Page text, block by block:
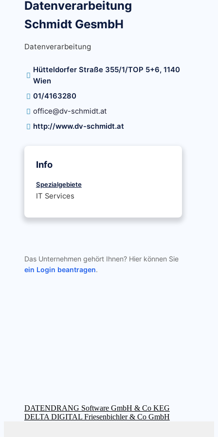
Datenverarbeitung
Schmidt GesmbH
Datenverarbeitung
Hütteldorfer Straße 355/1/TOP 5+6, 1140
Wien
01/4163280
office@dv-schmidt.at
http://www.dv-schmidt.at
Info
Spezialgebiete
IT Services
Das Unternehmen gehört Ihnen? Hier können Sie
ein Login beantragen.
Beitragsnavigation
Vorheriger
Beitrag:
DATENDRANG Software GmbH & Co KEG
Nächster
DELTA DIGITAL Friesenbichler & Co GmbH